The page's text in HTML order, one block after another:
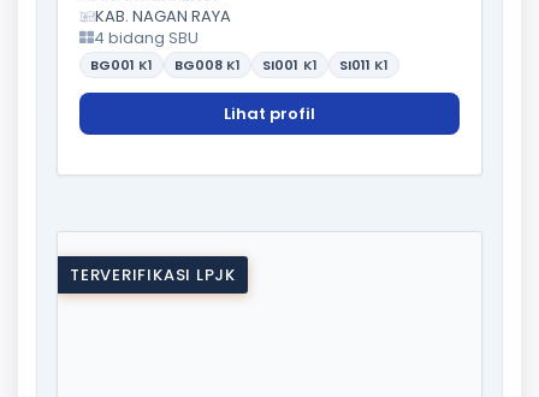
KAB. NAGAN RAYA
4 bidang SBU
BG001 K1 BG008 K1 SI001 K1 SI011 K1
Lihat profil
TERVERIFIKASI LPJK